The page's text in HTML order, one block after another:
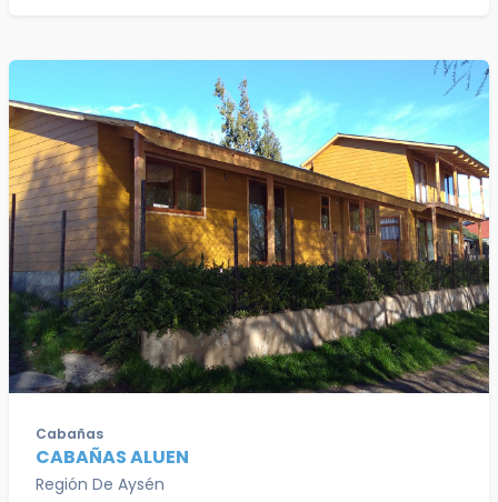
Cabañas
CABAÑAS ALUEN
Región De Aysén